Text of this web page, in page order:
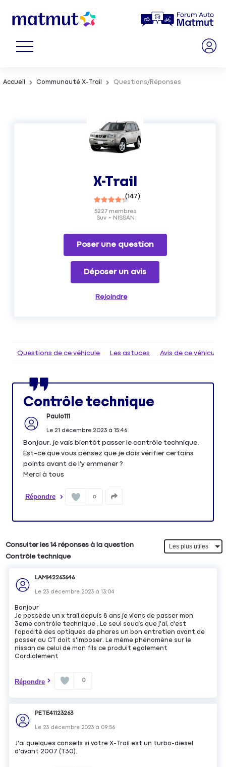
Accueil Communauté X-Trail Questions/Réponses
X-Trail
(147)
Suv NISSAN
5227membres
Poser une question
Déposer un avis
Rejoindre
Questions de ce véhicule Les astuces Avis de ce véhicule
Contrôle technique
Paulo111
Le 21 décembre 2023à 15:46
Bonjour, je vais bientôt passer le contrôle technique.
Est-ce que vous pensez que je dois vérifier certains
points avant de l'y emmener ?
Merci à tous
Répondre 0
Consulter les 14 réponses à la question
Contrôle technique
LAMI42263646
Le 23 décembre 2023 à13:04
Bonjour
Je possède un x trail depuis 8 ans je viens de passer mon
3eme contrôle technique . Le seul soucis que j'ai, c'est
l'opacité des optiques de phares un bon entretien avant de
passer au CT doit s'imposer. Le même phénomène sur le
nissan de celui de mon fils ce produit egalement
Cordialement
Répondre 0
PETE41123263
Le 23 décembre 2023 à 09:56
J'ai quelques conseils si votre X-Trail est un turbo-diesel
d'avant 2007 (T30).